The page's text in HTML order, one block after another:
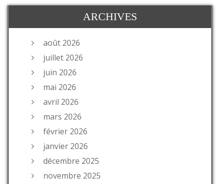
ARCHIVES
août 2026
juillet 2026
juin 2026
mai 2026
avril 2026
mars 2026
février 2026
janvier 2026
décembre 2025
novembre 2025